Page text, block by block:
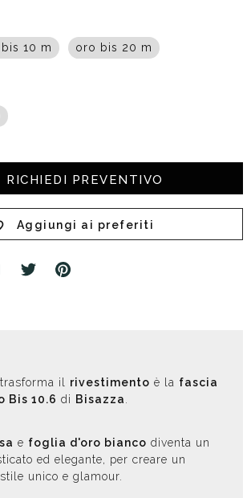
10 m oro bis 20 m
RICHIEDI PREVENTIVO
Aggiungi ai preferiti
il rivestimento è la fascia
Bis 10.6 di Bisazza
e foglia d'oro bianco diventa un
ed elegante, per creare un
unico e glamour.